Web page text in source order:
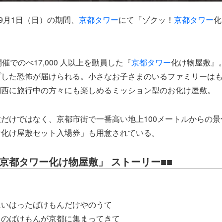
1日（日）の期間、 京都タワーにて『ゾクッ！ 京都タワー
でのべ17,000 人以上を動員した『京都タワー化け物屋敷』
た恐怖が届けられる。小さなお子さまのいるファミリーは
に旅行中の方々にも楽しめるミッション型のお化け屋敷。
けではなく、京都市街で一番高い地上100メートルからの
け屋敷セット入場券」も用意されている。
都タワー化け物屋敷」 ストーリー■■
はったばけもんだけやのうて
ばけもんが京都に集まってきて